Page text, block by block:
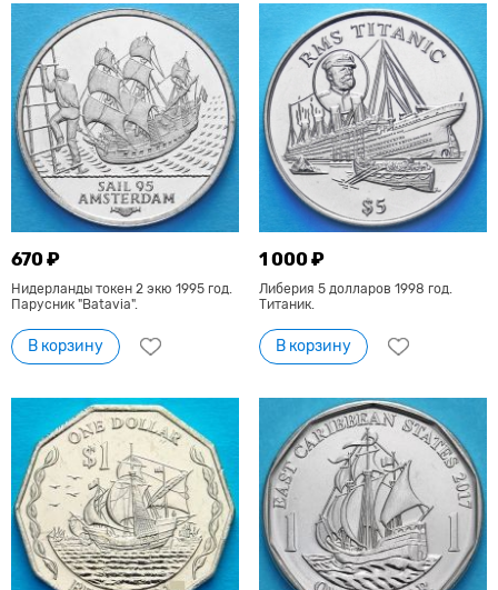
670 ₽
Нидерланды токен 2 экю 1995 год.
Парусник "Batavia".
В корзину
1 000 ₽
Либерия 5 долларов 1998 год.
Титаник.
В корзину